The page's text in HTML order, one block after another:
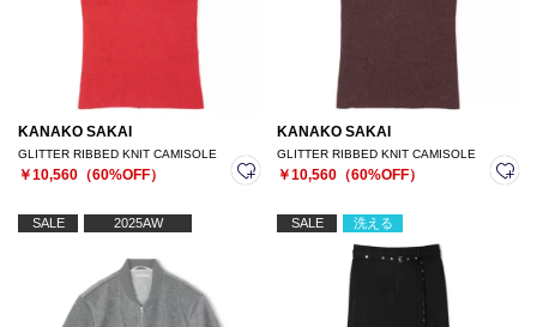
KANAKO SAKAI
GLITTER RIBBED KNIT CAMISOLE
￥10,560（60%OFF）
KANAKO SAKAI
GLITTER RIBBED KNIT CAMISOLE
￥10,560（60%OFF）
SALE 2025AW SALE 洗える